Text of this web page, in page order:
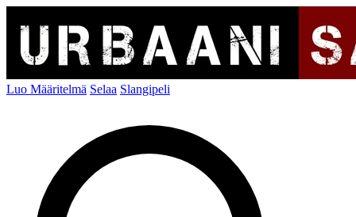
Luo Määritelmä Selaa Slangipeli